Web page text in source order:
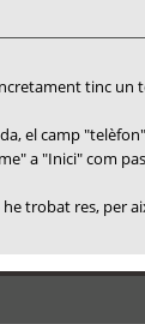
tinc
el camp
a "Inici" com
trobat res, per